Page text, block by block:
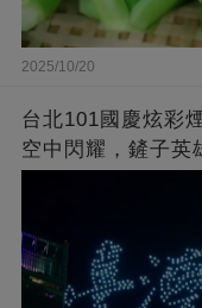
2025/10/20
台北101國慶炫彩
空中閃耀，鏟子英